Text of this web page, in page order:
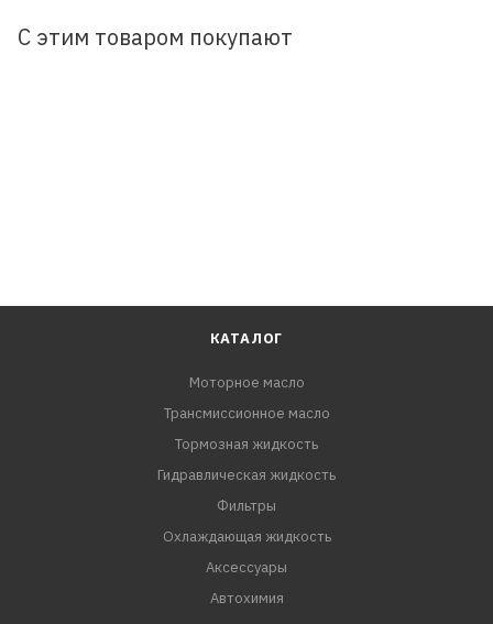
С этим товаром покупают
КАТАЛОГ
Моторное масло
Трансмиссионное масло
Тормозная жидкость
Гидравлическая жидкость
Фильтры
Охлаждающая жидкость
Аксессуары
Автохимия